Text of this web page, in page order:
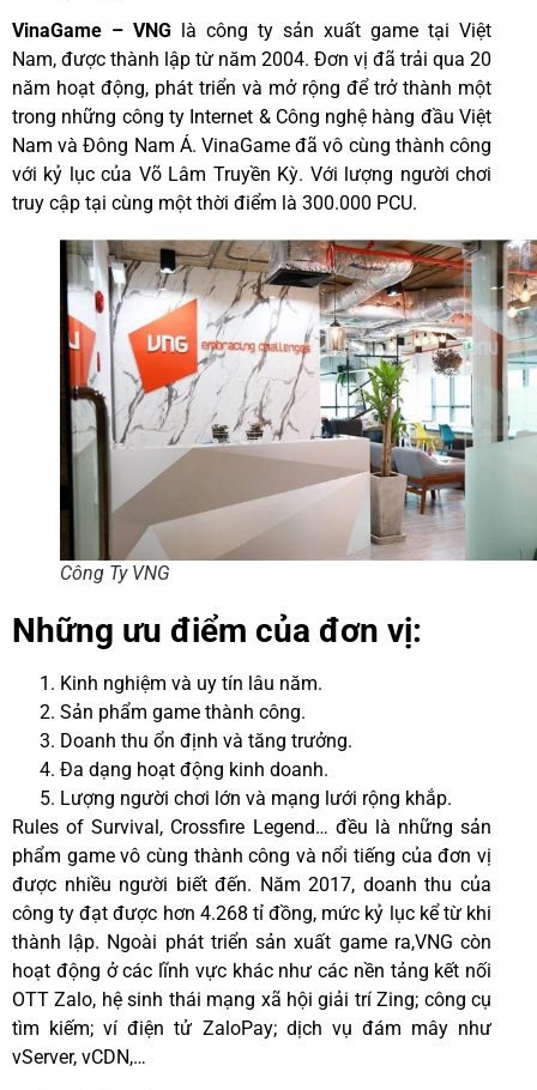
VinaGame – VNG là công ty sản xuất game tại Việt
Nam, được thành lập từ năm 2004. Đơn vị đã trải qua 20
năm hoạt động, phát triển và mở rộng để trở thành một
trong những công ty Internet & Công nghệ hàng đầu Việt
Nam và Đông Nam Á. VinaGame đã vô cùng thành công
với kỷ lục của Võ Lâm Truyền Kỳ. Với lượng người chơi
truy cập tại cùng một thời điểm là 300.000 PCU.
Công Ty VNG
Những ưu điểm của đơn vị:
Kinh nghiệm và uy tín lâu năm.
Sản phẩm game thành công.
Doanh thu ổn định và tăng trưởng.
Đa dạng hoạt động kinh doanh.
Lượng người chơi lớn và mạng lưới rộng khắp.
Rules of Survival, Crossfire Legend… đều là những sản
phẩm game vô cùng thành công và nổi tiếng của đơn vị
được nhiều người biết đến. Năm 2017, doanh thu của
công ty đạt được hơn 4.268 tỉ đồng, mức kỷ lục kể từ khi
thành lập. Ngoài phát triển sản xuất game ra,VNG còn
hoạt động ở các lĩnh vực khác như các nền tảng kết nối
OTT Zalo, hệ sinh thái mạng xã hội giải trí Zing; công cụ
tìm kiếm; ví điện tử ZaloPay; dịch vụ đám mây như
vServer, vCDN,…